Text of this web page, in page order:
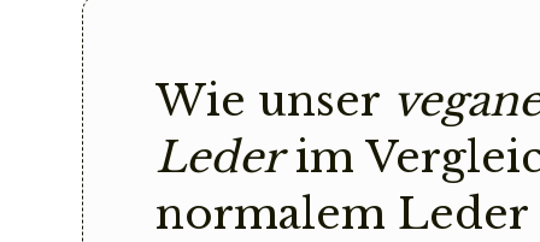
Wie unser
Lederim
normalem Leder